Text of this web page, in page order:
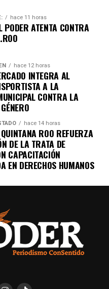
de WhatsApp de
las noticias más
Roo directamente
WhatsApp
hace 11 horas
PODER ATENTA CONTRA
hace 12 horas
INTEGRA AL
A LA
CONTRA LA
hace 14 horas
ROO REFUERZA
DE LA TRATA DE
CAPACITACIÓN
EN DERECHOS HUMANOS